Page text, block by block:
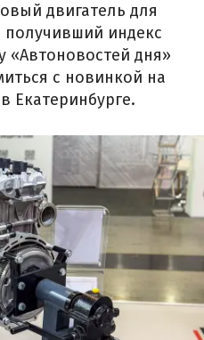
двигатель для
получивший индекс
«Автоновостей дня»
с новинкой на
Екатеринбурге.